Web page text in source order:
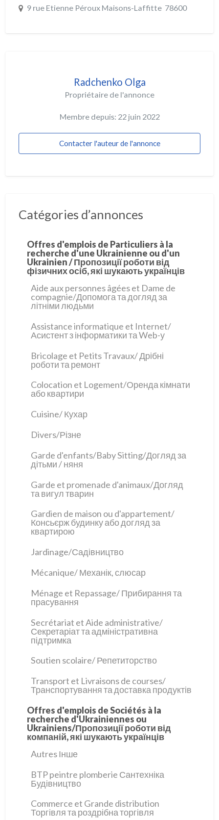
9 rue Etienne Péroux Maisons-Laffitte 78600
Radchenko Olga
Propriétaire de l'annonce
Membre depuis: 22 juin 2022
Contacter l'auteur de l'annonce
Catégories d’annonces
Offres d'emplois de Particuliers à la
recherche d'une Ukrainienne ou d'un
Ukrainien / Пропозиції роботи від
фізичних осіб, які шукають українців
Aide aux personnes âgées et Dame de
compagnie/Допомога та догляд за
літніми людьми
Assistance informatique et Internet/
Асистент з інформатики та Web-у
Bricolage et Petits Travaux/ Дрібні
роботи та ремонт
Colocation et Logement/Оренда кімнати
або квартири
Cuisine/ Кухар
Divers/Різне
Garde d'enfants/Baby Sitting/Догляд за
дітьми / няня
Garde et promenade d'animaux/Догляд
та вигул тварин
Gardien de maison ou d'appartement/
Консьєрж будинку або догляд за
квартирою
Jardinage/Садівництво
Mécanique/ Механік, слюсар
Ménage et Repassage/ Прибирання та
прасування
Secrétariat et Aide administrative/
Секретаріат та адміністративна
підтримка
Soutien scolaire/ Репетиторство
Transport et Livraisons de courses/
Транспортування та доставка продуктів
Offres d'emplois de Sociétés à la
recherche d'Ukrainiennes ou
Ukrainiens/Пропозиції роботи від
компаній, які шукають українців
Autres Інше
BTP peintre plomberie Сантехніка
Будівництво
Commerce et Grande distribution
Торгівля та роздрібна торгівля